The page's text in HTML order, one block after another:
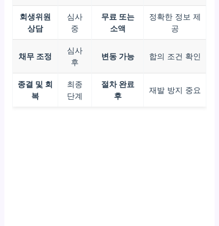
회생위원
상담
심사
중
무료 또는
소액
정확한 정보 제
공
채무 조정
심사
후
변동 가능 합의 조건 확인
종결 및 회
복
최종
단계
절차 완료
후
재발 방지 중요